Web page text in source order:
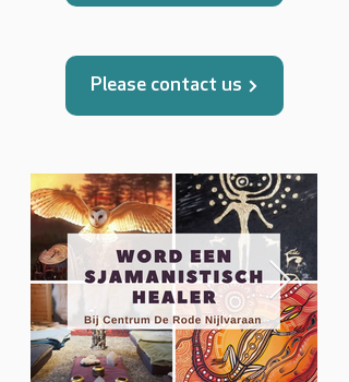
Please contact us